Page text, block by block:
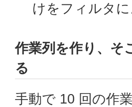
けをフィルタ
作業列を作り、そ
る
手動で 10 回の作